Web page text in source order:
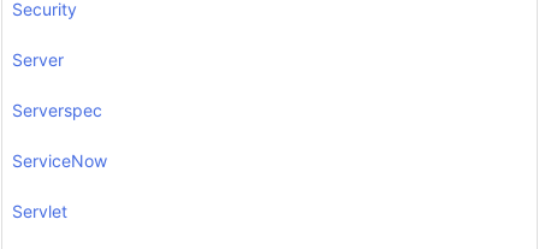
Security
Server
Serverspec
ServiceNow
Servlet